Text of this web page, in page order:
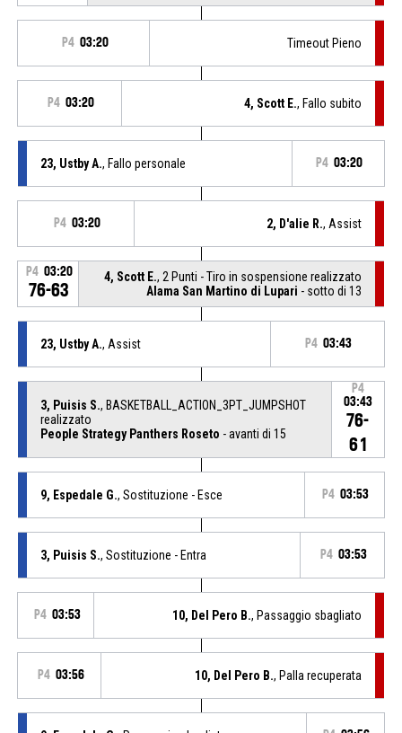
P4 03:20 Timeout Pieno
P4 03:20 4, Scott E., Fallo subito
23, Ustby A., Fallo personale P4 03:20
P4 03:20 2, D'alie R., Assist
P4 03:20
76-63
4, Scott E., 2 Punti - Tiro in sospensione realizzato
Alama San Martino di Lupari - sotto di 13
23, Ustby A., Assist P4 03:43
3, Puisis S., BASKETBALL_ACTION_3PT_JUMPSHOT
realizzato
People Strategy Panthers Roseto - avanti di 15
P4
03:43
76-
61
9, Espedale G., Sostituzione - Esce P4 03:53
3, Puisis S., Sostituzione - Entra P4 03:53
P4 03:53 10, Del Pero B., Passaggio sbagliato
P4 03:56 10, Del Pero B., Palla recuperata